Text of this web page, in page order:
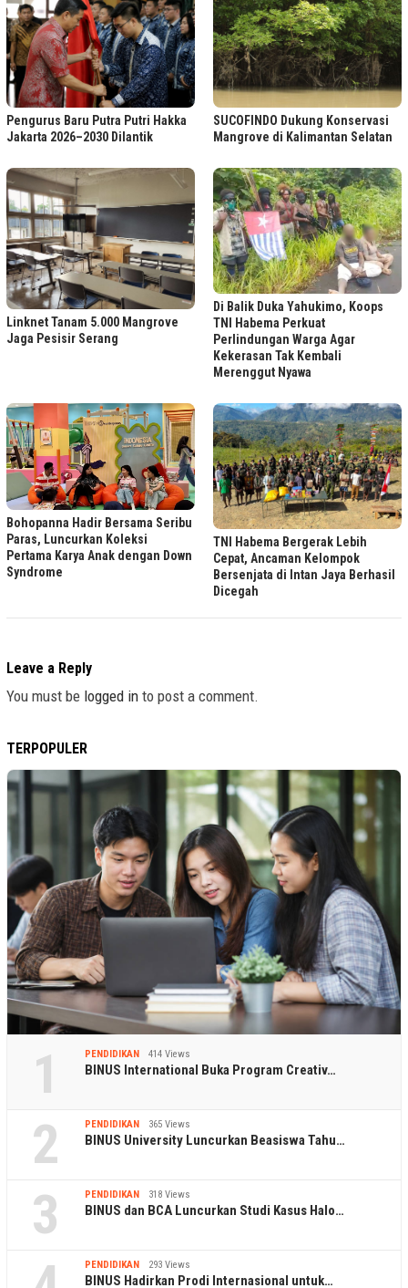
Pengurus Baru Putra Putri Hakka
Jakarta 2026–2030 Dilantik
SUCOFINDO Dukung Konservasi
Mangrove di Kalimantan Selatan
Linknet Tanam 5.000 Mangrove
Jaga Pesisir Serang
Di Balik Duka Yahukimo, Koops
TNI Habema Perkuat
Perlindungan Warga Agar
Kekerasan Tak Kembali
Merenggut Nyawa
Bohopanna Hadir Bersama Seribu
Paras, Luncurkan Koleksi
Pertama Karya Anak dengan Down
Syndrome
TNI Habema Bergerak Lebih
Cepat, Ancaman Kelompok
Bersenjata di Intan Jaya Berhasil
Dicegah
Leave a Reply
You must be logged in to post a comment.
TERPOPULER
1 PENDIDIKAN 414 Views
BINUS International Buka Program Creativ…
2 PENDIDIKAN 365 Views
BINUS University Luncurkan Beasiswa Tahu…
3 PENDIDIKAN 318 Views
BINUS dan BCA Luncurkan Studi Kasus Halo…
PENDIDIKAN 293 Views
BINUS Hadirkan Prodi Internasional untuk…